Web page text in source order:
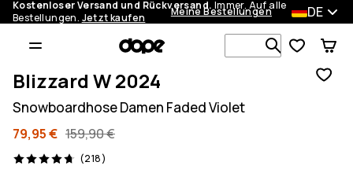
Kostenloser Versand und Rückversand. Immer. Auf alle
Bestellungen. Jetzt kaufen Meine Bestellungen DE
Blizzard W 2024
Snowboardhose Damen Faded Violet
79,95 € 159,90 €
(218)
218 Reviews, 4.7/5